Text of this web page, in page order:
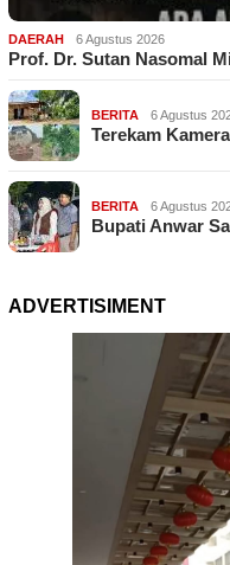
DAERAH 6 Agustus 2026
Prof. Dr. Sutan Nasomal
BERITA 6 Agustus
Terekam
BERITA 6 Agustus
Bupati Anwar
ADVERTISIMENT